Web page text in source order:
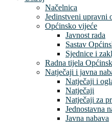
Načelnica
Jedinstveni upravni
Općinsko vijeće
Javnost rada
Sastav
Sjednice i
Radna tijela
Natječaji i javna
Natječaji i
Natječaji
Natječaji za
Jednostavna
Javna nabava